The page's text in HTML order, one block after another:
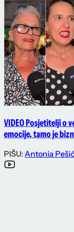
VIDEO Posjetitelji o
emocije, tamo je
PIŠU: Antonia Pešić